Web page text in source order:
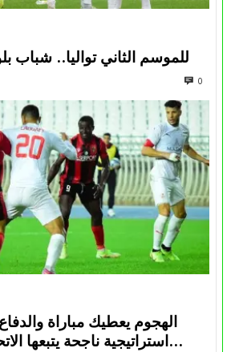
للموسم الثاني تواليا.. شباب
0
الهجوم يعطيك مباراة
استراتيجية ناجحة يتبعها